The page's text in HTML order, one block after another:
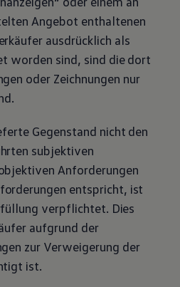
Angebot enthaltenen
ausdrücklich als
worden sind, sind die dort
oder Zeichnungen nur
Gegenstand nicht den
subjektiven
Anforderungen
entspricht, ist
verpflichtet. Dies
aufgrund der
zur Verweigerung der
ist.